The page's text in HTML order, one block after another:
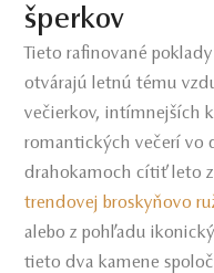
šperkov
Tieto rafinované
otvárajú letnú tému
večierkov, intímnejších
romantických večerí vo
drahokamoch cítiť leto
trendovej broskyňovo
alebo z pohľadu
tieto dva kamene